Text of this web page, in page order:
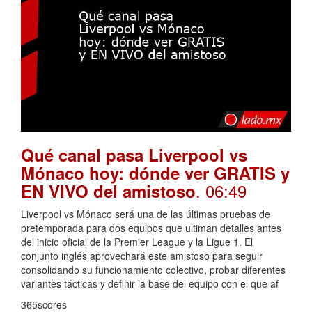
Qué canal pasa Liverpool vs
Mónaco hoy: dónde ver GRATIS y
EN VIVO del amistoso. 06:49
Liverpool vs Mónaco será una de las últimas pruebas de
pretemporada para dos equipos que ultiman detalles antes
del inicio oficial de la Premier League y la Ligue 1. El
conjunto inglés aprovechará este amistoso para seguir
consolidando su funcionamiento colectivo, probar diferentes
variantes tácticas y definir la base del equipo con el que af
365scores